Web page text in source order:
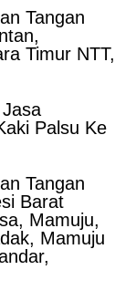
Tangan
Timur NTT,
Palsu Ke
Tangan
Barat
Mamuju,
Mamuju